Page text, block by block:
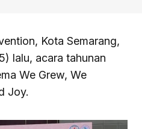
Kota Semarang,
lalu, acara tahunan
We Grew, We
Joy.